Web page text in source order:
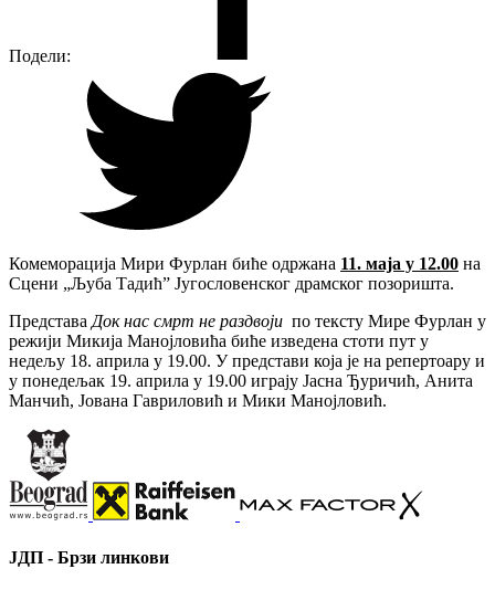
Подели:
Комеморација Мири Фурлан биће одржана 11. маја у 12.00 на
Сцени „Љуба Тадић” Југословенског драмског позоришта.
Представа Док нас смрт не раздвоји по тексту Мире Фурлан у
режији Микија Манојловића биће изведена стоти пут у
недељу 18. априла у 19.00. У представи која је на репертоару и
у понедељак 19. априла у 19.00 играју Јасна Ђуричић, Анита
Манчић, Јована Гавриловић и Мики Манојловић.
ЈДП - Брзи линкови